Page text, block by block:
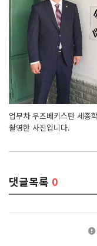
업무차 우즈베키스탄 세종
촬영한 사진입니다.
댓글목록 0